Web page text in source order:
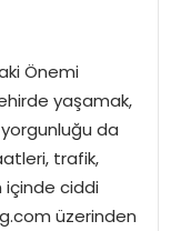
Önemi
yaşamak,
da
trafik,
içinde ciddi
üzerinden